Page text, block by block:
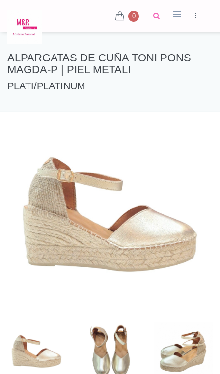
0
ALPARGATAS DE CUÑA TONI PONS
MAGDA-P | PIEL METALI
PLATI/PLATINUM